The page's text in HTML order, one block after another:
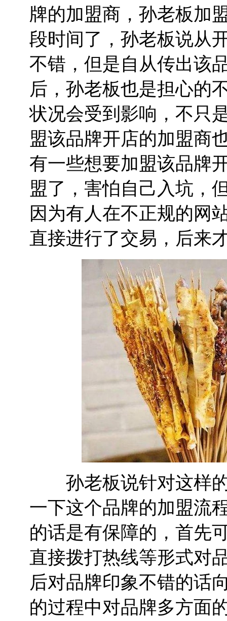
牌的加盟商，孙老板加
段时间了，孙老板说从
不错，但是自从传出该
后，孙老板也是担心的
状况会受到影响，不只
盟该品牌开店的加盟商
有一些想要加盟该品牌
盟了，害怕自己入坑，
因为有人在不正规的网
直接进行了交易，后来
孙老板说针对这样的
一下这个品牌的加盟流
的话是有保障的，首先
直接拨打热线等形式对
后对品牌印象不错的话
的过程中对品牌多方面